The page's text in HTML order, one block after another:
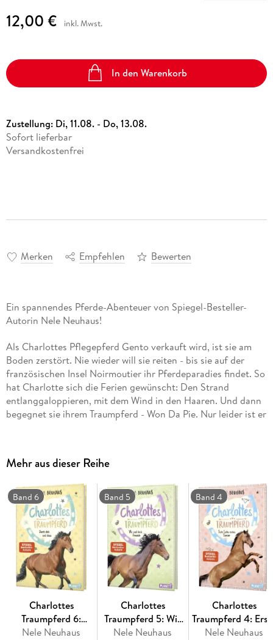
12,00 € inkl. Mwst.
In den Warenkorb
Zustellung: Di, 11.08. - Do, 13.08.
Sofort lieferbar
Versandkostenfrei
Merken Empfehlen Bewerten
Ein spannendes Pferde-Abenteuer von Spiegel-Besteller-
Autorin Nele Neuhaus!
Als Charlottes Pflegepferd Gento verkauft wird, ist sie am
Boden zerstört. Nie wieder will sie reiten - bis sie auf der
französischen Insel Noirmoutier ihr Pferdeparadies findet. So
hat Charlotte sich die Ferien gewünscht: Den Strand
entlanggaloppieren, mit dem Wind in den Haaren. Und dann
begegnet sie ihrem Traumpferd - Won Da Pie. Nur leider ist er
Mehr aus dieser Reihe
Band 6
Charlottes
Traumpferd 6:
Durch dick und
Nele Neuhaus
Band 5
Charlottes
Traumpferd 5: Wir
sind doch Freunde
Nele Neuhaus
Band 4
Charlottes
Traumpferd 4:
Liebe, erstes
Nele Neuhaus